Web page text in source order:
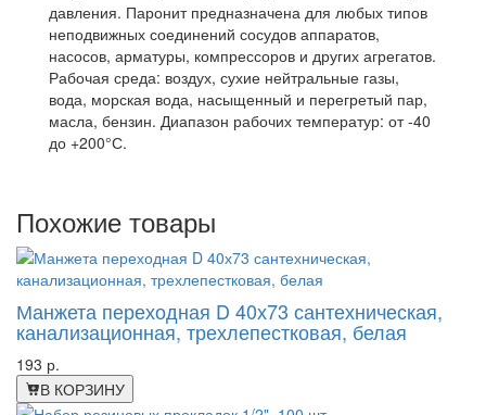
давления. Паронит предназначена для любых типов
неподвижных соединений сосудов аппаратов,
насосов, арматуры, компрессоров и других агрегатов.
Рабочая среда: воздух, сухие нейтральные газы,
вода, морская вода, насыщенный и перегретый пар,
масла, бензин. Диапазон рабочих температур: от -40
до +200°С.
Похожие товары
Манжета переходная D 40х73 сантехническая,
канализационная, трехлепестковая, белая
193 р.
В КОРЗИНУ